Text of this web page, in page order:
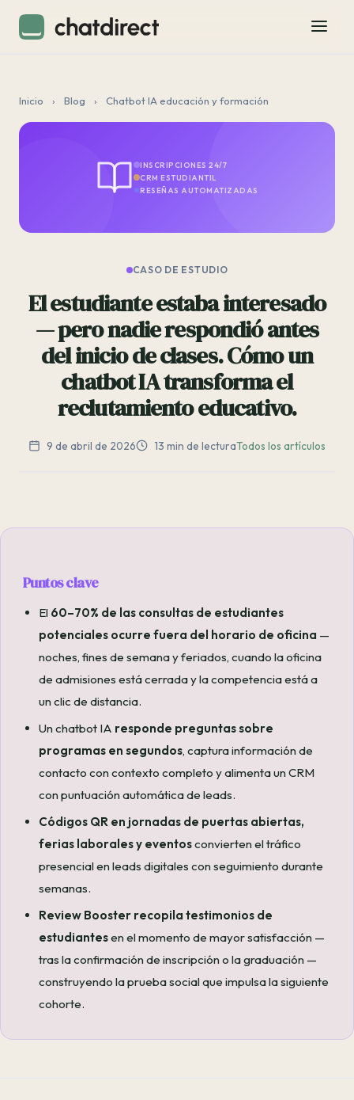
Inicio › Blog › Chatbot IA educación y formación
INSCRIPCIONES 24/7
CRM ESTUDIANTIL
RESEÑAS AUTOMATIZADAS
CASO DE ESTUDIO
El estudiante estaba interesado
— pero nadie respondió antes
del inicio de clases. Cómo un
chatbot IA transforma el
reclutamiento educativo.
9 de abril de 2026 13 min de lecturaTodos los artículos
Puntos clave
El 60–70% de las consultas de estudiantes
potenciales ocurre fuera del horario de oficina —
noches, fines de semana y feriados, cuando la oficina
de admisiones está cerrada y la competencia está a
un clic de distancia.
Un chatbot IA responde preguntas sobre
programas en segundos, captura información de
contacto con contexto completo y alimenta un CRM
con puntuación automática de leads.
Códigos QR en jornadas de puertas abiertas,
ferias laborales y eventosconvierten el tráfico
presencial en leads digitales con seguimiento durante
semanas.
Review Booster recopila testimonios de
estudiantesen el momento de mayor satisfacción —
tras la confirmación de inscripción o la graduación —
construyendo la prueba social que impulsa la siguiente
cohorte.